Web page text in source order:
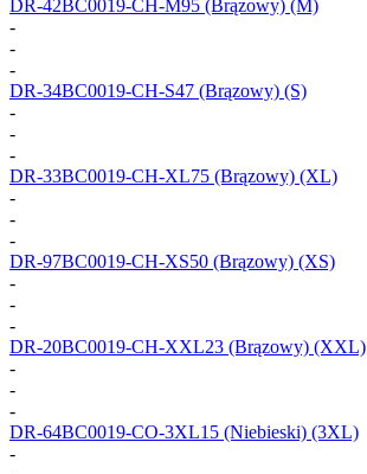
DR-42BC0019-CH-M95 (Brązowy) (M)
-
-
-
DR-34BC0019-CH-S47 (Brązowy) (S)
-
-
-
DR-33BC0019-CH-XL75 (Brązowy) (XL)
-
-
-
DR-97BC0019-CH-XS50 (Brązowy) (XS)
-
-
-
DR-20BC0019-CH-XXL23 (Brązowy) (XXL)
-
-
-
DR-64BC0019-CO-3XL15 (Niebieski) (3XL)
-